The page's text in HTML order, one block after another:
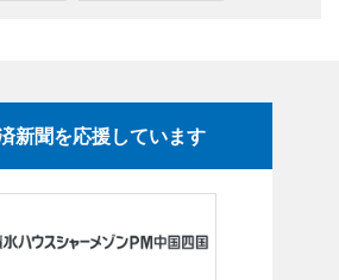
新聞を応援しています